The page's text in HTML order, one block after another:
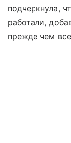
подчеркнула,
работали,
прежде чем